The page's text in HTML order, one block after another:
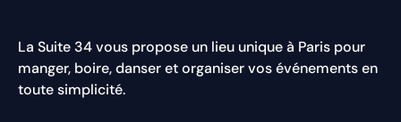
La Suite 34 vous propose un lieu unique à Paris pour
manger, boire, danser et organiser vos événements en
toute simplicité.